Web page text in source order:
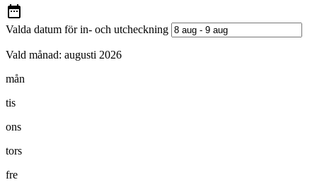
Valda datum för in- och utcheckning
Vald månad: augusti 2026
mån
tis
ons
tors
fre